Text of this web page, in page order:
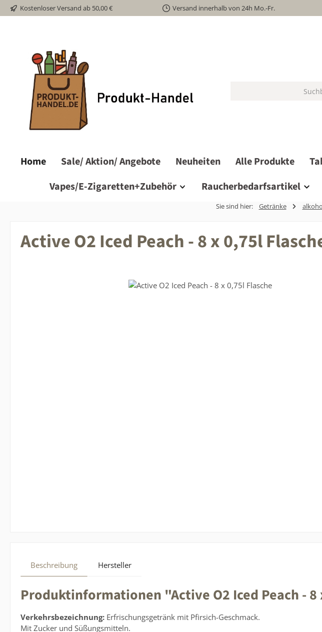
Hauptinhalt springen
Zur Suche springen
Zur Hauptnavigation springen
Kostenloser Versand ab 50,00 € Versand innerhalb von 24h Mo.-Fr.
Home Sale/ Aktion/ Angebote Neuheiten Alle Produkte
Vapes/E-Zigaretten+Zubehör
Raucherbedarfsartikel
Sie sind hier: Getränke
Active O2 Iced Peach - 8 x 0,75l
Beschreibung Hersteller
Produktinformationen "Active O2 Iced Peach - 8
Verkehrsbezeichnung: Erfrischungsgetränk mit Pfirsich-Geschmack.
Mit Zucker und Süßungsmitteln.